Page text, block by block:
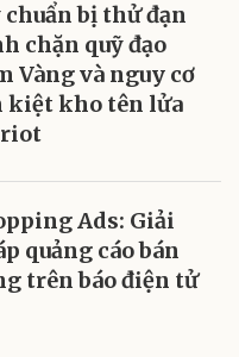
bị thử đạn
chặn quỹ đạo
Vàng và nguy cơ
kiệt kho tên lửa
Ads: Giải
quảng cáo bán
trên báo điện tử